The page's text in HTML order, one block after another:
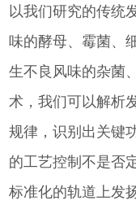
以我们研究的传统
味的酵母、霉菌、
生不良风味的杂菌
术，我们可以解析
规律，识别出关键
的工艺控制不是否
标准化的轨道上发